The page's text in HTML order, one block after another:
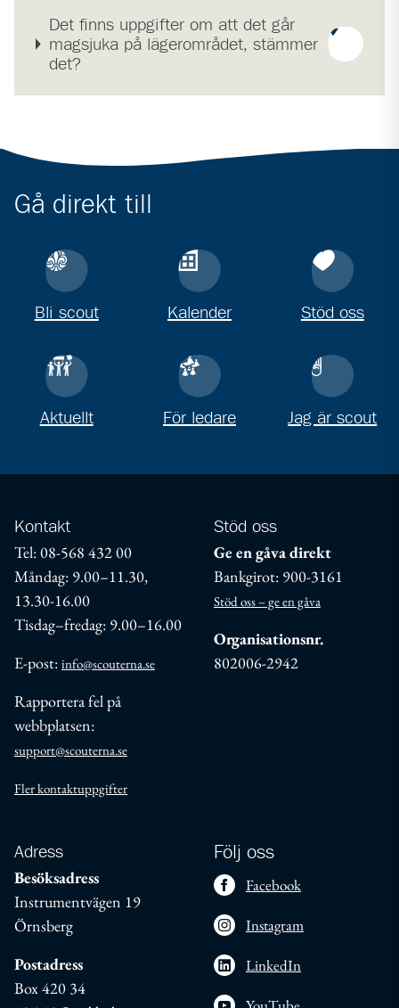
Det finns uppgifter om att det går
magsjuka på lägerområdet, stämmer
det?
Gå direkt till
Bli scout Kalender Stöd oss
Aktuellt För ledare Jag är scout
Kontakt
Tel: 08-568 432 00
Måndag: 9.00–11.30,
13.30-16.00
Tisdag–fredag: 9.00–16.00
E-post: info@scouterna.se
Rapportera fel på
webbplatsen:
support@scouterna.se
Fler kontaktuppgifter
Stöd oss
Ge en gåva direkt
Bankgirot: 900-3161
Stöd oss – ge en gåva
Organisationsnr.
802006-2942
Adress
Besöksadress
Instrumentvägen 19
Örnsberg
Postadress
Box 420 34
Följ oss
Facebook
Instagram
LinkedIn